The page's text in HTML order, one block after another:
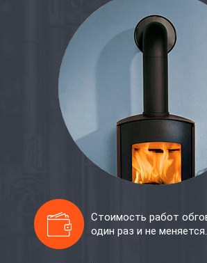
Стоимость работ
один раз и не меняется.